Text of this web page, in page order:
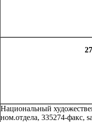
Национальный
ном.отдела, 335274-факс,